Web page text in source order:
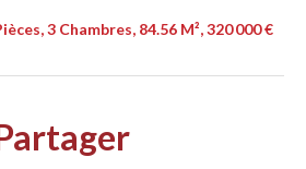
3 Chambres, 84.56 M², 320 000 €